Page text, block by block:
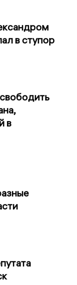
в ступор
в